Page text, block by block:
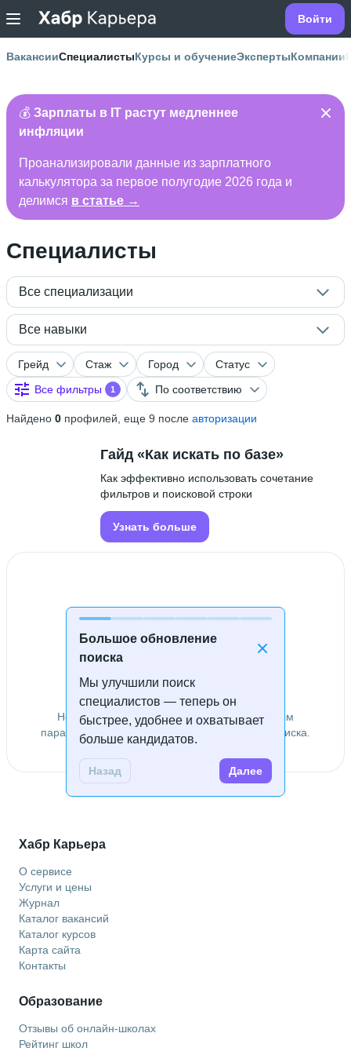
Войти
ВакансииСпециалистыКурсы и обучениеЭкспертыКомпании
💰 Зарплаты в IT растут медленнее
инфляции
Проанализировали данные из зарплатного
калькулятора за первое полугодие 2026 года и
делимся в статье →
Специалисты
Все специализации
Все навыки
Грейд Стаж Город
Статус
Все фильтры
1 По соответствию
Найдено 0 профилей, еще 9 после авторизации
Большое обновление
поиска
Мы улучшили поиск
специалистов — теперь он
быстрее, удобнее и охватывает
больше кандидатов.
Назад Далее
Гайд «Как искать по базе»
Как эффективно использовать сочетание
фильтров и поисковой строки
Узнать больше
Специалисты не найдены
Не удалось найти специалистов по заданным
параметрам. Попробуйте изменить условия поиска.
Хабр Карьера
О сервисе
Услуги и цены
Журнал
Каталог вакансий
Каталог курсов
Карта сайта
Контакты
Образование
Отзывы об онлайн-школах
Рейтинг школ